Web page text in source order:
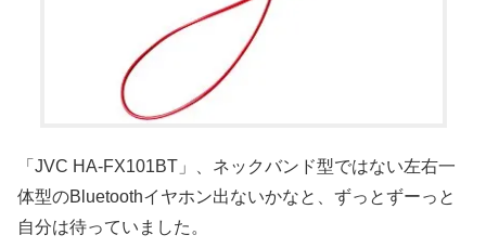
「JVC HA-FX101BT」、ネックバンド型ではない左右一
体型のBluetoothイヤホン出ないかなと、ずっとずーっと
自分は待っていました。